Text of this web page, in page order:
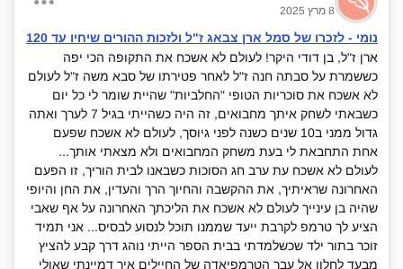
8 מרץ 2025
נומי - לזכרו של סמל ארן צבאג ז"ל ולזכות ההורים שיחיו עד 120
ארן ז"ל, בן דודי היקר! לעולם לא אשכח את התקופה הכי יפה
כששמרת על סבתה חנה ז"ל לאחר פטירתו של סבא משה ז"ל לעולם
לא אשכח את סוכריות הטופי "החלביות" שהיית שומר לי כל יום
כשבאתי לשחק איתך מחבואים, זה היה כשהייתי בגיל 7 לערך ואתה
גדול ממני ב10 שנים כשנה לפני גיוסך, לעולם לא אשכח שפעם
אחת התחבאת לי בעת משחק המחבואים ולא מצאתי אותך...
לעולם לא אשכח עת ערב חג הסוכות כשבאנו לבית הוריך, זו הפעם
האחרונה שראיתיך, את ההקשבה והחיוך הרך והעדין, את החן והיופי
שהיה בן עינייך לעולם לא אשכח את הליכתך האחרונה על אף שאבי
הציע לך טרמפ לקרבת ייעד שממנו תוכל לנסוע לבסיס... אני תמיד
זוכר בתור ילד שכשלמדתי בבית הספר הייתי נוהג דרך קבע להציץ
מבעד לחלון אל עבר הטרמפיאדה של החיילים איך דמיינתי שאולי